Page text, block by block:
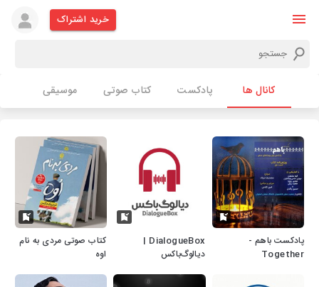
خرید اشتراک
کانال ها پادکست کتاب صوتی موسیقی
پادکست باهم -
Together
DialogueBox |
دیالوگ‌باکس
کتاب صوتی مردی به نام
اوه